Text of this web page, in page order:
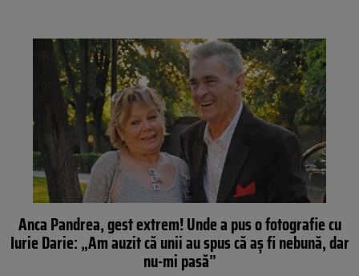
Anca Pandrea, gest extrem! Unde a pus o fotografie cu
Iurie Darie: „Am auzit că unii au spus că aş fi nebună, dar
nu-mi pasă”